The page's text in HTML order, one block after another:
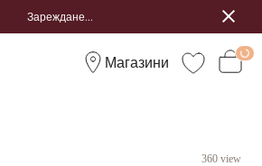
Зареждане...
Магазини
360 view